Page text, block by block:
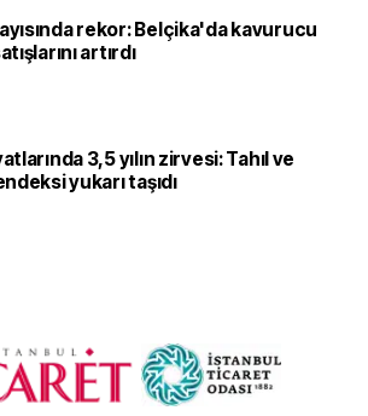
rekor: Belçika'da kavurucu
artırdı
3,5 yılın zirvesi: Tahıl ve
yukarı taşıdı